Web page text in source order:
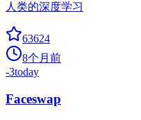
人类的深度学习
63624
8个月前
-3today
Faceswap